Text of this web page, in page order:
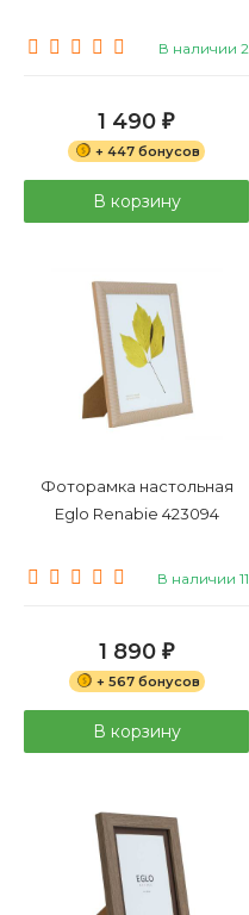
В наличии 2
1 490 ₽
+ 447 бонусов
В корзину
Фоторамка настольная
Eglo Renabie 423094
В наличии 11
1 890 ₽
+ 567 бонусов
В корзину